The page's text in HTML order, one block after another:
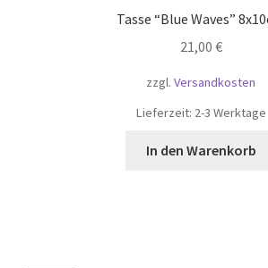
Tasse “Blue Waves”
21,00 €
zzgl. Versandkosten
Lieferzeit: 2-3 Werktage
In den Warenkorb